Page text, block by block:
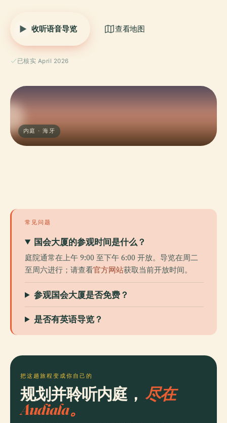
收听语音导览 查看地图
已核实 April 2026
内庭 · 海牙
常见问题
国会大厦的参观时间是什么？
庭院通常在上午 9:00 至下午 6:00 开放。导览在周二
至周六进行；请查看官方网站获取当前开放时间。
参观国会大厦是否免费？
是否有英语导览？
把这趟旅程变成你自己的
规划并聆听内庭， 尽在
Audiala。